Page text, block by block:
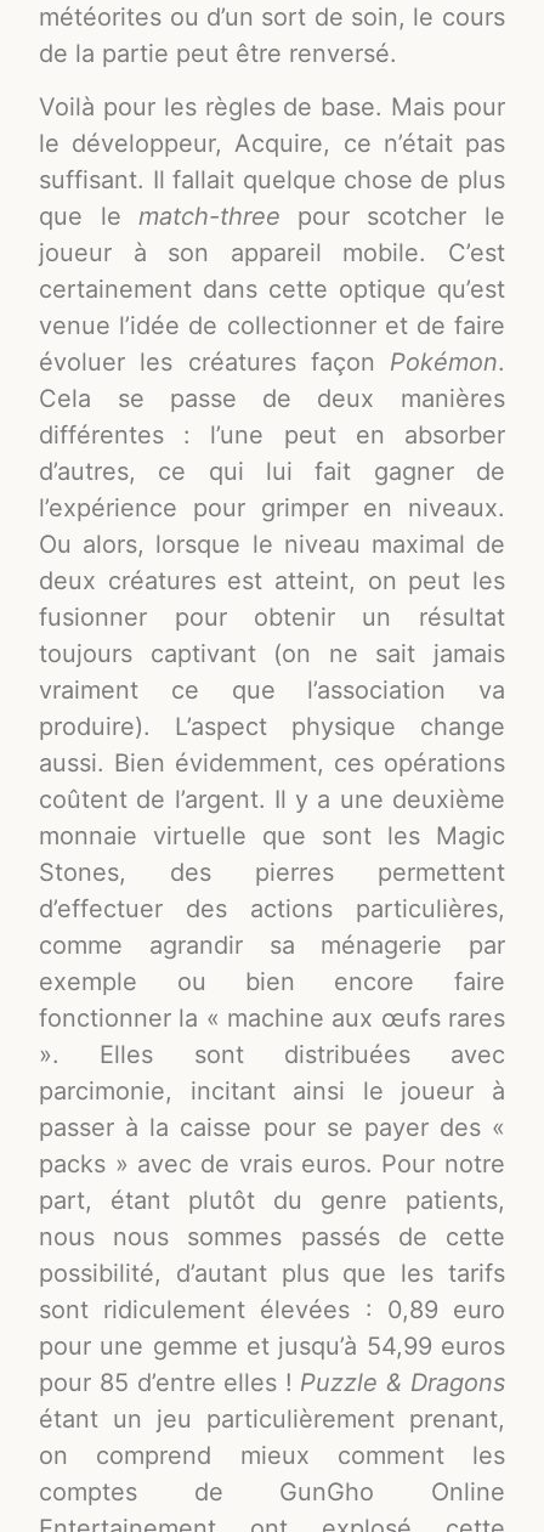
météorites ou d’un sort de soin, le cours
de la partie peut être renversé.
Voilà pour les règles de base. Mais pour
le développeur, Acquire, ce n’était pas
suffisant. Il fallait quelque chose de plus
que le match-three pour scotcher le
joueur à son appareil mobile. C’est
certainement dans cette optique qu’est
venue l’idée de collectionner et de faire
évoluer les créatures façon Pokémon.
Cela se passe de deux manières
différentes : l’une peut en absorber
d’autres, ce qui lui fait gagner de
l’expérience pour grimper en niveaux.
Ou alors, lorsque le niveau maximal de
deux créatures est atteint, on peut les
fusionner pour obtenir un résultat
toujours captivant (on ne sait jamais
vraiment ce que l’association va
produire). L’aspect physique change
aussi. Bien évidemment, ces opérations
coûtent de l’argent. Il y a une deuxième
monnaie virtuelle que sont les Magic
Stones, des pierres permettent
d’effectuer des actions particulières,
comme agrandir sa ménagerie par
exemple ou bien encore faire
fonctionner la « machine aux œufs rares
». Elles sont distribuées avec
parcimonie, incitant ainsi le joueur à
passer à la caisse pour se payer des «
packs » avec de vrais euros. Pour notre
part, étant plutôt du genre patients,
nous nous sommes passés de cette
possibilité, d’autant plus que les tarifs
sont ridiculement élevées : 0,89 euro
pour une gemme et jusqu’à 54,99 euros
pour 85 d’entre elles ! Puzzle & Dragons
étant un jeu particulièrement prenant,
on comprend mieux comment les
comptes de GunGho Online